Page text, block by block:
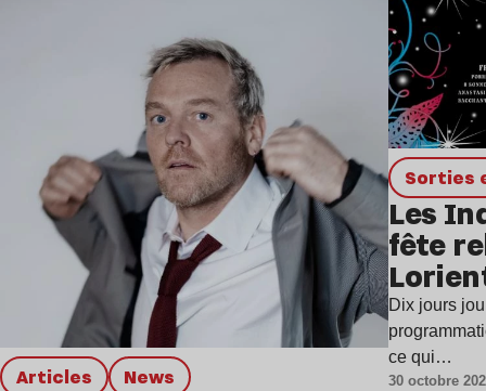
Articles news
Les
fête
Dix jours
ce qui…
30 octobre